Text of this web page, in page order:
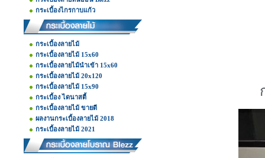
กระเบื้องไกรกาบแก้ว
กระเบื้องลายไม้
กระเบื้องลายไม้ 15x60
กระเบื้องลายไม้นำเข้า 15x60
กระเบื้องลายไม้ 20x120
กระเบื้องลายไม้ 15x90
กระเบื้อง ไดนาสตี้
กระเบื้องลายไม้ ขายดี
ผลงานกระเบื้องลายไม้ 2018
กระเบื้องลายไม้ 2021